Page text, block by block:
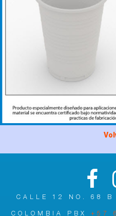
CALLE 12 NO. 68 B
COLOMBIA PBX +57